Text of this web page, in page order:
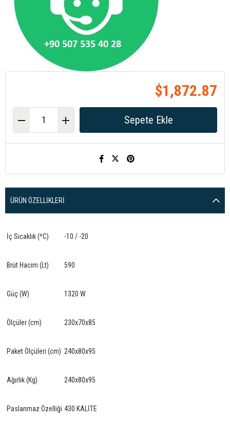
$1,872.87
ÜRÜN ÖZELLIKLERI
İç Sıcaklık (ºC) -10 / -20
Brüt Hacim (Lt) 590
Güç (W) 1320 W
Ölçüler (cm) 230x70x85
Paket Ölçüleri (cm) 240x80x95
Ağırlık (Kg) 240x80x95
Paslanmaz Özelliği 430 KALİTE